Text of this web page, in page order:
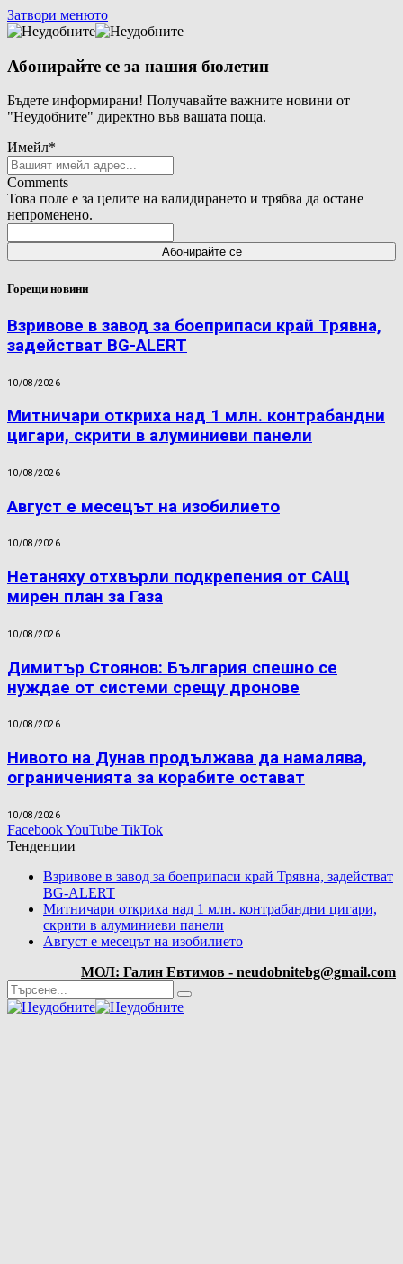
Затвори менюто
Абонирайте се за нашия бюлетин
Бъдете информирани! Получавайте важните новини от
"Неудобните" директно във вашата поща.
Имейл*
Comments
Това поле е за целите на валидирането и трябва да остане
непроменено.
Горещи новини
Взривове в завод за боеприпаси край Трявна,
задействат BG-ALERT
10/08/2026
Митничари откриха над 1 млн. контрабандни
цигари, скрити в алуминиеви панели
10/08/2026
Август е месецът на изобилието
10/08/2026
Нетаняху отхвърли подкрепения от САЩ
мирен план за Газа
10/08/2026
Димитър Стоянов: България спешно се
нуждае от системи срещу дронове
10/08/2026
Нивото на Дунав продължава да намалява,
ограниченията за корабите остават
10/08/2026
FacebookYouTube TikTok
Тенденции
Взривове в завод за боеприпаси край Трявна, задействат
BG-ALERT
Митничари откриха над 1 млн. контрабандни цигари,
скрити в алуминиеви панели
Август е месецът на изобилието
МОЛ: Галин Евтимов - neudobnitebg@gmail.com